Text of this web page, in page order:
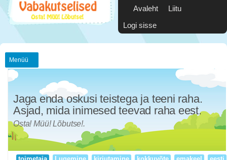
Avaleht
Liitu
Logi sisse
Menüü
Jaga enda oskusi teistega ja teeni raha.
Asjad, mida inimesed teevad raha eest.
Osta! Müü! Lõbutse!.